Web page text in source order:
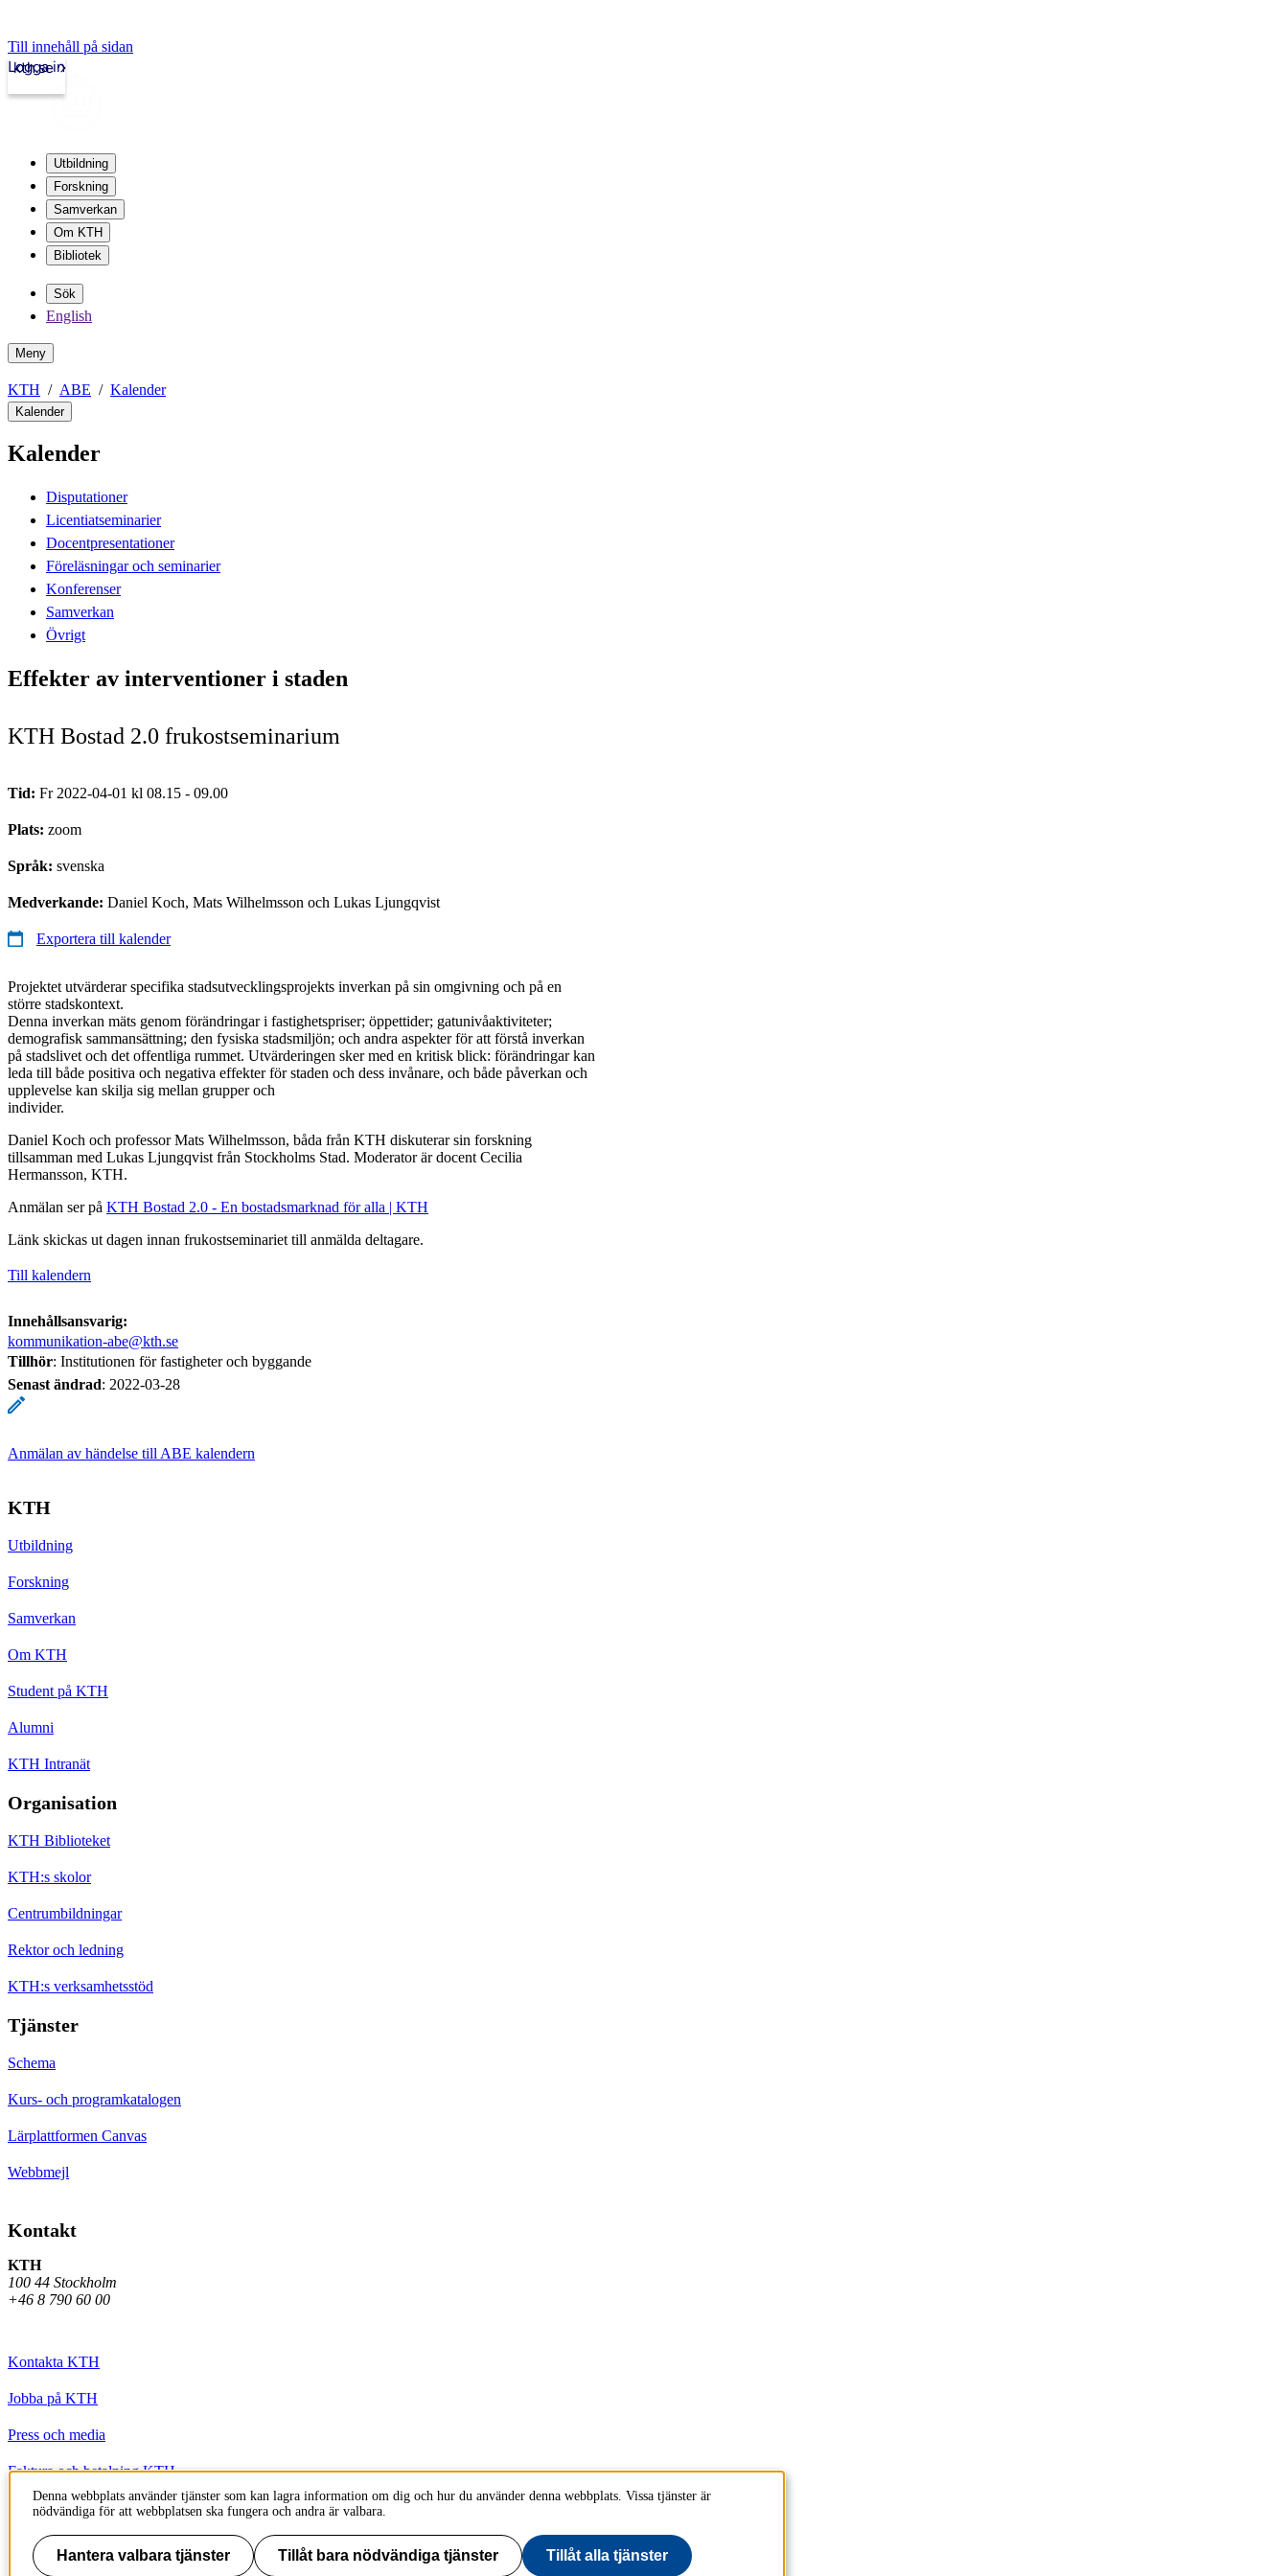
Till innehåll på sidan
kth.se
Logga in
Utbildning
Forskning
Samverkan
Om KTH
Bibliotek
Sök
English
Meny
KTH ABE Kalender
Kalender
Kalender
Disputationer
Licentiatseminarier
Docentpresentationer
Föreläsningar och seminarier
Konferenser
Samverkan
Övrigt
Effekter av interventioner i staden
KTH Bostad 2.0 frukostseminarium
Tid: Fr 2022-04-01 kl 08.15 - 09.00
Plats: zoom
Språk: svenska
Medverkande: Daniel Koch, Mats Wilhelmsson och Lukas Ljungqvist
Exportera till kalender
Projektet utvärderar specifika stadsutvecklingsprojekts inverkan på sin omgivning och på en
större stadskontext.
Denna inverkan mäts genom förändringar i fastighetspriser; öppettider; gatunivåaktiviteter;
demografisk sammansättning; den fysiska stadsmiljön; och andra aspekter för att förstå inverkan
på stadslivet och det offentliga rummet. Utvärderingen sker med en kritisk blick: förändringar kan
leda till både positiva och negativa effekter för staden och dess invånare, och både påverkan och
upplevelse kan skilja sig mellan grupper och
individer.
Daniel Koch och professor Mats Wilhelmsson, båda från KTH diskuterar sin forskning
tillsamman med Lukas Ljungqvist från Stockholms Stad. Moderator är docent Cecilia
Hermansson, KTH.
Anmälan ser på KTH Bostad 2.0 - En bostadsmarknad för alla | KTH
Länk skickas ut dagen innan frukostseminariet till anmälda deltagare.
Till kalendern
Innehållsansvarig:
kommunikation-abe@kth.se
Tillhör: Institutionen för fastigheter och byggande
Senast ändrad: 2022-03-28
Anmälan av händelse till ABE kalendern
KTH
Utbildning
Forskning
Samverkan
Om KTH
Student på KTH
Alumni
KTH Intranät
Organisation
KTH Biblioteket
KTH:s skolor
Centrumbildningar
Rektor och ledning
KTH:s verksamhetsstöd
Tjänster
Schema
Kurs- och programkatalogen
Lärplattformen Canvas
Webbmejl
Kontakt
KTH
100 44 Stockholm
+46 8 790 60 00
Kontakta KTH
Jobba på KTH
Press och media
Faktura och betalning KTH
Om KTH:s webbplatser
Tillgänglighetsredogörelse
Denna webbplats använder tjänster som kan lagra information om dig och hur du använder denna webbplats. Vissa tjänster är
nödvändiga för att webbplatsen ska fungera och andra är valbara.
Hantera valbara tjänster Tillåt bara nödvändiga tjänster Tillåt alla tjänster